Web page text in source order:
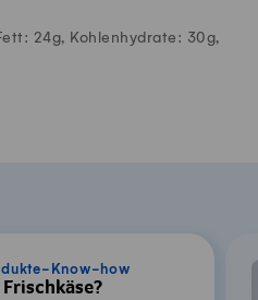
24g, Kohlenhydrate: 30g,
Know-how